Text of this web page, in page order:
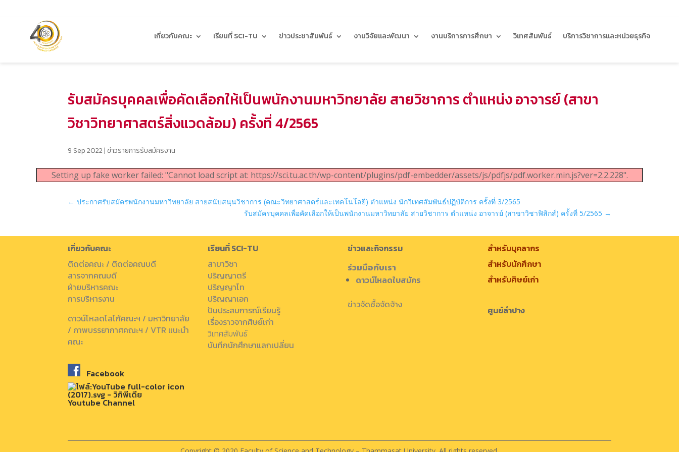
เกี่ยวกับคณะ เรียนที่ SCI-TU ข่าวประชาสัมพันธ์ งานวิจัยและพัฒนา งานบริการการศึกษา วิเทศสัมพันธ์ บริการวิชาการและหน่วยธุรกิจ
รับสมัครบุคคลเพื่อคัดเลือกให้เป็นพนักงานมหาวิทยาลัย สายวิชาการ ตำแหน่ง อาจารย์ (สาขา
วิชาวิทยาศาสตร์สิ่งแวดล้อม) ครั้งที่ 4/2565
9 Sep 2022|ข่าวรายการรับสมัครงาน
Setting up fake worker failed: "Cannot load script at: https://sci.tu.ac.th/wp-content/plugins/pdf-embedder/assets/js/pdfjs/pdf.worker.min.js?ver=2.2.228".
←ประกาศรับสมัครพนักงานมหาวิทยาลัย สายสนับสนุนวิชาการ (คณะวิทยาศาสตร์และเทคโนโลยี) ตำแหน่ง นักวิเทศสัมพันธ์ปฏิบัติการ ครั้งที่ 3/2565
รับสมัครบุคคลเพื่อคัดเลือกให้เป็นพนักงานมหาวิทยาลัย สายวิชาการ ตำแหน่ง อาจารย์ (สาขาวิชาฟิสิกส์) ครั้งที่ 5/2565 →
เกี่ยวกับคณะ
ติดต่อคณะ / ติดต่อคณบดี
สารจากคณบดี
ฝ่ายบริหารคณะ
การบริหารงาน
ดาวน์โหลดโลโก้คณะฯ / มหาวิทยาลัย
/ ภาพบรรยากาศคณะฯ / VTR แนะนำ
คณะ
Facebook
Youtube Channel
เรียนที่ SCI-TU
สาขาวิชา
ปริญญาตรี
ปริญญาโท
ปริญญาเอก
ปันประสบการณ์เรียนรู้
เรื่องราวจากศิษย์เก่า
วิเทศสัมพันธ์
บันทึกนักศึกษาแลกเปลี่ยน
ข่าวและกิจกรรม
ร่วมมือกับเรา
ดาวน์โหลดใบสมัคร
ข่าวจัดซื้อจัดจ้าง
สำหรับบุคลากร
สำหรับนักศึกษา
สำหรับศิษย์เก่า
ศูนย์ลำปาง